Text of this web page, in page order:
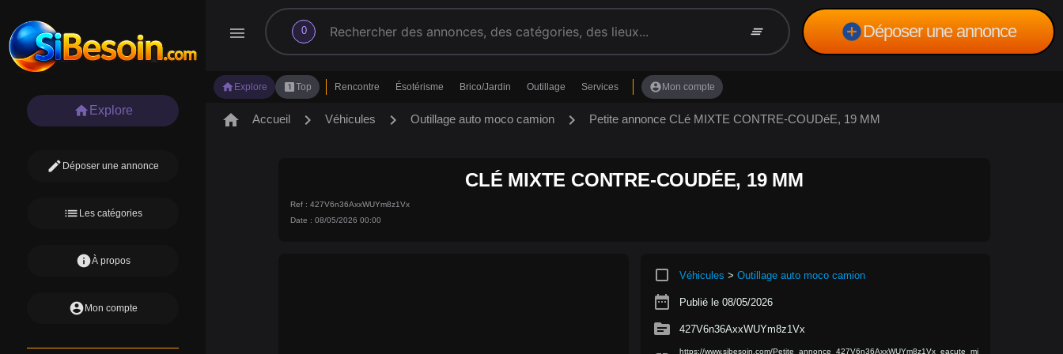
menu 0
search clear_all add_circleDéposer une annonce
home Explore looks_oneTop Rencontre Ésotérisme Brico/Jardin Outillage Services account_circle Mon compte
home Explore
edit Déposer une annonce
list Les catégories
infoÀ propos
account_circle Mon compte
home Accueil chevron_right Véhicules chevron_right Outillage auto moco camion chevron_right Petite annonce CLé MIXTE CONTRE-COUDéE, 19 MM
CLÉ MIXTE CONTRE-COUDÉE, 19 MM
Ref : 427V6n36AxxWUYm8z1Vx
Date : 08/05/2026 00:00
crop_square Véhicules > Outillage auto moco camion
date_range Publié le 08/05/2026
source 427V6n36AxxWUYm8z1Vx
https://www.sibesoin.com/Petite_annonce_427V6n36AxxWUYm8z1Vx_eacute_mi